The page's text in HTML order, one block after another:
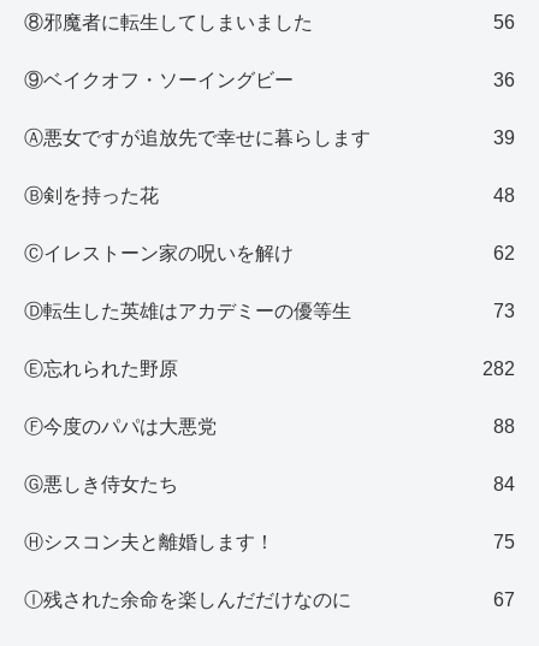
⑧邪魔者に転生してしまいました 56
⑨ベイクオフ・ソーイングビー 36
Ⓐ悪女ですが追放先で幸せに暮らします 39
Ⓑ剣を持った花 48
Ⓒイレストーン家の呪いを解け 62
Ⓓ転生した英雄はアカデミーの優等生 73
Ⓔ忘れられた野原 282
Ⓕ今度のパパは大悪党 88
Ⓖ悪しき侍女たち 84
Ⓗシスコン夫と離婚します！ 75
Ⓘ残された余命を楽しんだだけなのに 67